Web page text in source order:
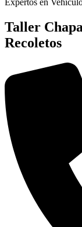
Taller
Recoletos